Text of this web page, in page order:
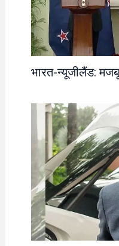
भारत-न्यूजीलैंड: